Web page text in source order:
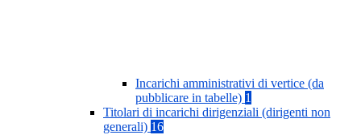
Incarichi amministrativi di vertice (da
pubblicare in tabelle) 1
Titolari di incarichi dirigenziali (dirigenti non
generali) 16